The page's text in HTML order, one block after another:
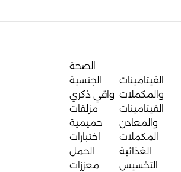
الفيتامينات
والمكملات
الفيتامينات
والمعادن
المكملات
الغذائية
التخسيس
الصحة
الجنسية
واقي ذكري
مزلقات
حميمية
اختبارات
الحمل
معززات